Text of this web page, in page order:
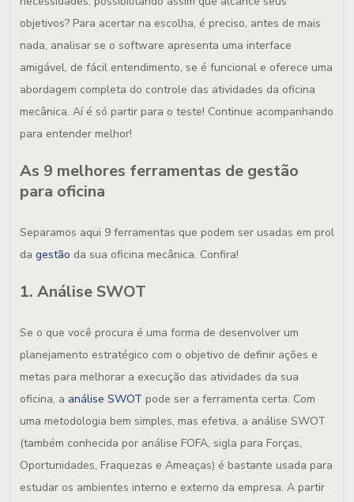
objetivos? Para acertar na escolha, é preciso, antes de mais
nada, analisar se o software apresenta uma interface
amigável, de fácil entendimento, se é funcional e oferece uma
abordagem completa do controle das atividades da oficina
mecânica. Aí é só partir para o teste! Continue acompanhando
para entender melhor!
As 9 melhores ferramentas de gestão
para oficina
Separamos aqui 9 ferramentas que podem ser usadas em prol
da gestão da sua oficina mecânica. Confira!
1. Análise SWOT
Se o que você procura é uma forma de desenvolver um
planejamento estratégico com o objetivo de definir ações e
metas para melhorar a execução das atividades da sua
oficina, a análise SWOT pode ser a ferramenta certa. Com
uma metodologia bem simples, mas efetiva, a análise SWOT
(também conhecida por análise FOFA, sigla para Forças,
Oportunidades, Fraquezas e Ameaças) é bastante usada para
estudar os ambientes interno e externo da empresa. A partir